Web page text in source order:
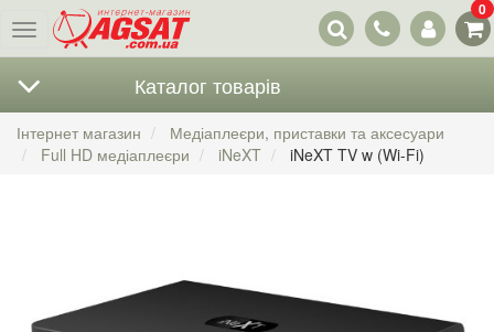
Меню
Наші
контакти
0
Каталог товарів
Інтернет магазин
Медіаплеєри, приставки та аксесуари
Full HD медіаплеєри
iNeXT iNeXT TV w (Wi-Fi)